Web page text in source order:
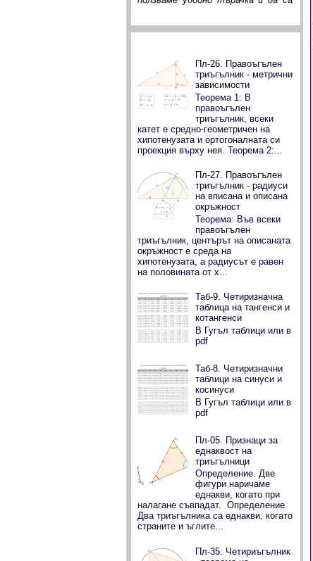
възможни коментари към
изминалото време много деца от
писаха своите въпроси, на които
според компетентността си
отговорихме. Дано с нашия
ентусиазъм и вашите коментари
достигнем до истината за
училищната ни математика!
сем. Борджукови
Пл-26. Правоъгълен
триъгълник - метрични
зависимости
Теорема 1: В
правоъгълен
триъгълник, всеки
катет е средно-геометричен на
хипотенузата и ортогоналната си
проекция върху нея. Теорема 2:...
Пл-27. Правоъгълен
триъгълник - радиуси
на вписана и описана
окръжност
Теорема: Във всеки
правоъгълен
триъгълник, центърът на описаната
окръжност е среда на
хипотенузата, а радиусът е равен
на половината от х...
Таб-9. Четиризначна
таблица на тангенси и
котангенси
В Гугъл таблици или в
pdf
Таб-8. Четиризначни
таблици на синуси и
косинуси
В Гугъл таблици или в
pdf
Пл-05. Признаци за
еднаквост на
триъгълници
Определение. Две
фигури наричаме
еднакви, когато при
налагане съвпадат. Определение.
Два триъгълника са еднакви, когато
страните и ъглите...
Пл-35. Четириъгълник